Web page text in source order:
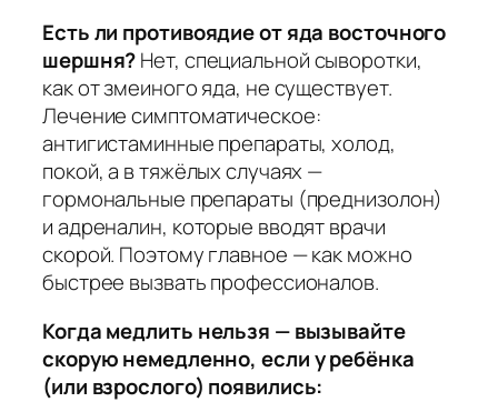
Есть ли противоядие от яда восточного
шершня?Нет, специальной сыворотки,
как от змеиного яда, не существует.
Лечение симптоматическое:
антигистаминные препараты, холод,
покой, а в тяжёлых случаях —
гормональные препараты (преднизолон)
и адреналин, которые вводят врачи
скорой. Поэтому главное — как можно
быстрее вызвать профессионалов.
Когда медлить нельзя — вызывайте
скорую немедленно, если у ребёнка
(или взрослого) появились: